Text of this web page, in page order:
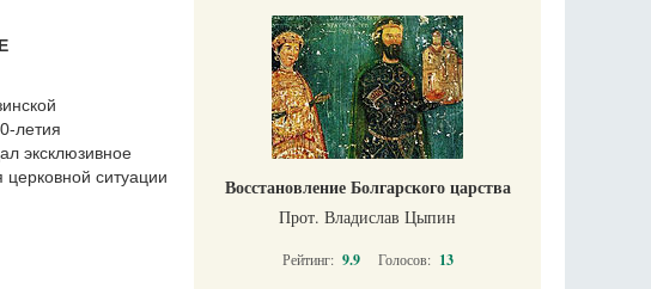
летия
эксклюзивное
ситуации
Восстановление Болгарского царства
Прот. Владислав Цыпин
Рейтинг: 9.9 Голосов: 13